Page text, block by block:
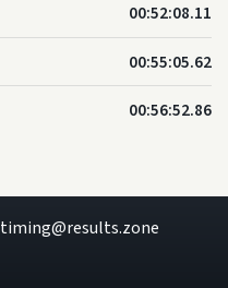
00:52:08.11
00:55:05.62
00:56:52.86
timing@results.zone